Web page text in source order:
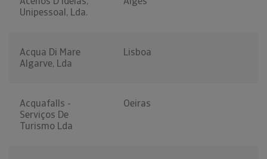
Unipessoal, Lda.
Acqua Di Mare
Algarve, Lda
Lisboa
Acquafalls -
Serviços De
Turismo Lda
Oeiras